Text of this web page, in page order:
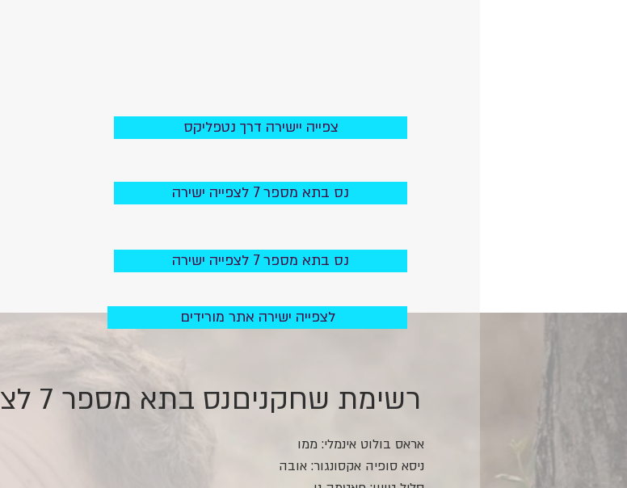
צפייה יישירה דרך נטפליקס
נס בתא מספר 7 לצפייה ישירה
נס בתא מספר 7 לצפייה ישירה
לצפייה ישירה אתר מורידים
נס בתא מספר 7 לצפייה ישירה
אראס בולוט אינמלי: ממו
ניסא סופיה אקסונגור: אובה